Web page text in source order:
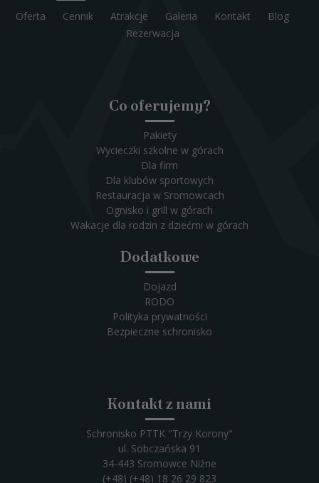
Oferta Cennik Atrakcje Galeria Kontakt
Blog
Rezerwacja
Co oferujemy?
Pakiety
Wycieczki szkolne w górach
Dla firm
Dla klubów sportowych
Restauracja w Sromowcach
Ognisko i grill w górach
Wakacje dla rodzin z dziećmi w górach
Dodatkowe
Dojazd
RODO
Polityka prywatności
Bezpieczne schronisko
Kontakt z nami
Schronisko PTTK "Trzy Korony"
ul. Sobczańska 91
34-443 Sromowce Niżne
(+48) (+48) 18 26 29 823